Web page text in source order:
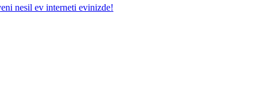
nesil ev interneti evinizde!